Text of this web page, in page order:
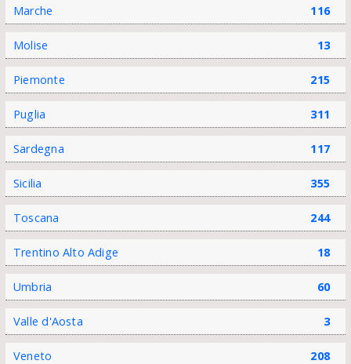
Marche 116
Molise 13
Piemonte 215
Puglia 311
Sardegna 117
Sicilia 355
Toscana 244
Trentino Alto Adige 18
Umbria 60
Valle d'Aosta 3
Veneto 208